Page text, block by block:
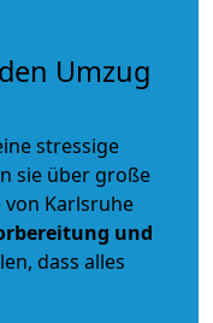
Umzug
stressige
sie über große
Karlsruhe
und
dass alles